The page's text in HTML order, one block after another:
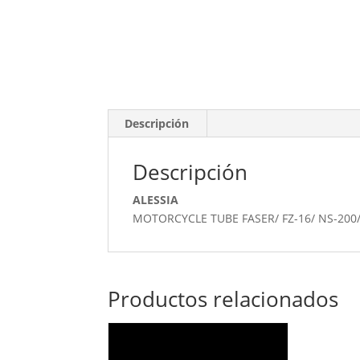
Descripción
Descripción
ALESSIA
MOTORCYCLE TUBE FASER/ FZ-16/ NS-
Productos relacionados